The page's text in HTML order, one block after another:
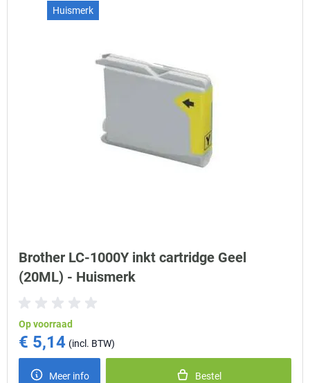
Huismerk
Brother LC-1000Y inkt cartridge Geel
(20ML) - Huismerk
Op voorraad
€ 5,14
Meer info Bestel